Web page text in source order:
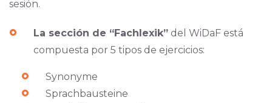
sesión.
La sección de “Fachlexik” del WiDaF está
compuesta por 5 tipos de ejercicios:
Synonyme
Sprachbausteine